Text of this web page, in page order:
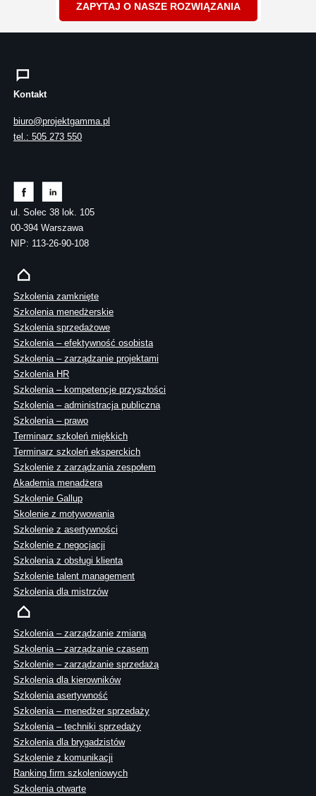
ZAPYTAJ O NASZE ROZWIĄZANIA
Kontakt
biuro@projektgamma.pl
tel.: 505 273 550
ul. Solec 38 lok. 105
00-394 Warszawa
NIP: 113-26-90-108
Szkolenia zamknięte
Szkolenia menedżerskie
Szkolenia sprzedażowe
Szkolenia – efektywność osobista
Szkolenia – zarządzanie projektami
Szkolenia HR
Szkolenia – kompetencje przyszłości
Szkolenia – administracja publiczna
Szkolenia – prawo
Terminarz szkoleń miękkich
Terminarz szkoleń eksperckich
Szkolenie z zarządzania zespołem
Akademia menadżera
Szkolenie Gallup
Skolenie z motywowania
Szkolenie z asertywności
Szkolenie z negocjacji
Szkolenia z obsługi klienta
Szkolenie talent management
Szkolenia dla mistrzów
Szkolenia – zarządzanie zmianą
Szkolenia – zarządzanie czasem
Szkolenie – zarządzanie sprzedażą
Szkolenia dla kierowników
Szkolenia asertywność
Szkolenia – menedżer sprzedaży
Szkolenia – techniki sprzedaży
Szkolenia dla brygadzistów
Szkolenie z komunikacji
Ranking firm szkoleniowych
Szkolenia otwarte